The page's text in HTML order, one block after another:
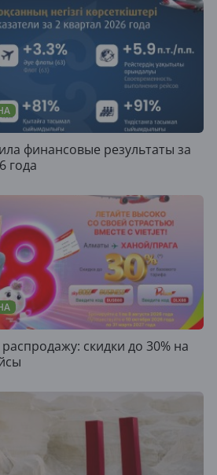
финансовые результаты за
года
скидки до 30% на